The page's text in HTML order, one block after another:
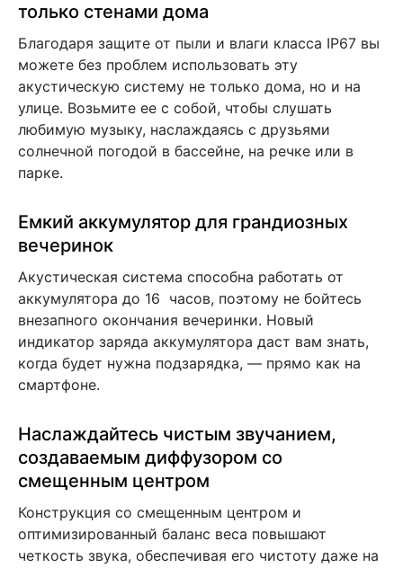
только стенами дома
Благодаря защите от пыли и влаги класса IP67 вы
можете без проблем использовать эту
акустическую систему не только дома, но и на
улице. Возьмите ее с собой, чтобы слушать
любимую музыку, наслаждаясь с друзьями
солнечной погодой в бассейне, на речке или в
парке.
Емкий аккумулятор для грандиозных
вечеринок
Акустическая система способна работать от
аккумулятора до 16 часов, поэтому не бойтесь
внезапного окончания вечеринки. Новый
индикатор заряда аккумулятора даст вам знать,
когда будет нужна подзарядка, — прямо как на
смартфоне.
Наслаждайтесь чистым звучанием,
создаваемым диффузором со
смещенным центром
Конструкция со смещенным центром и
оптимизированный баланс веса повышают
четкость звука, обеспечивая его чистоту даже на